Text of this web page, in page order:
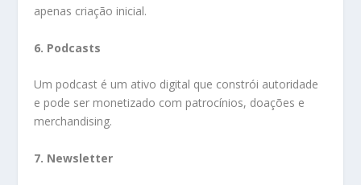
apenas criação inicial.
6. Podcasts
Um podcast é um ativo digital que constrói autoridade
e pode ser monetizado com patrocínios, doações e
merchandising.
7. Newsletter